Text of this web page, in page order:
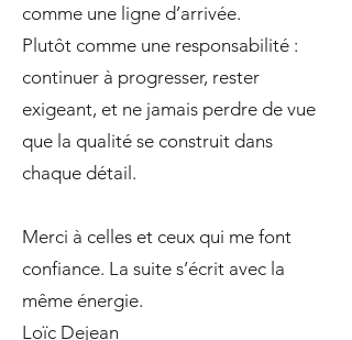
comme une ligne d’arrivée.
Plutôt comme une responsabilité :
continuer à progresser, rester
exigeant, et ne jamais perdre de vue
que la qualité se construit dans
chaque détail.
Merci à celles et ceux qui me font
confiance. La suite s’écrit avec la
même énergie.
Loïc Dejean